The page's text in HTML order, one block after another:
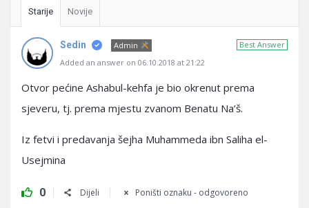
Starije Novije
Best Answer
Sedin
Admin
Added an answer on 06.10.2018 at 21:22
Otvor pećine Ashabul-kehfa je bio okrenut prema
sjeveru, tj. prema mjestu zvanom Benatu Na’š.
Iz fetvi i predavanja šejha Muhammeda ibn Saliha el-
Usejmina
0 Dijeli Poništi oznaku - odgovoreno